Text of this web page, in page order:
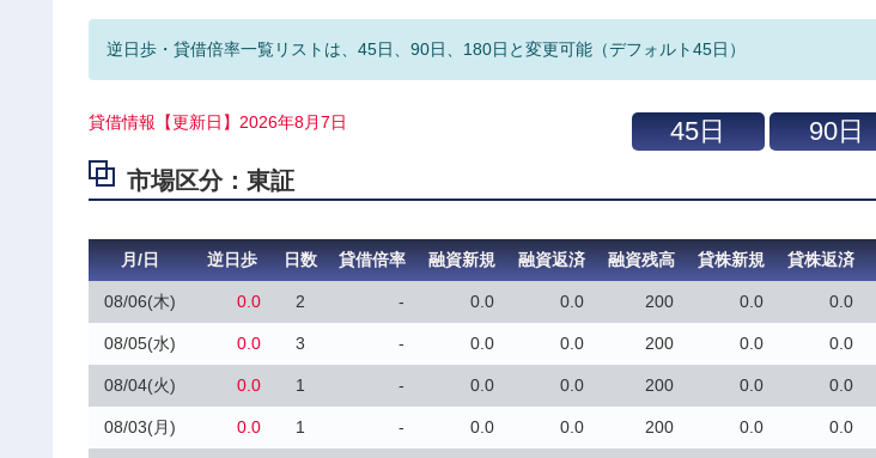
逆日歩・貸借倍率一覧リストは、45日、90日、180日と変更可能（デフォルト45日）
貸借情報【更新日】2026年8月7日
市場区分：東証
月/日 逆日歩 日数 貸借倍率 融資新規 融資返済 融資残高 貸株新規 貸株返済
08/06(木) 0.0 2 - 0.0 0.0 200 0.0 0.0
08/05(水) 0.0 3 - 0.0 0.0 200 0.0 0.0
08/04(火) 0.0 1 - 0.0 0.0 200 0.0 0.0
08/03(月) 0.0 1 - 0.0 0.0 200 0.0 0.0